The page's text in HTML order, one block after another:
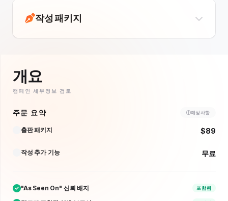
작성 패키지
개요
캠페인 세부정보 검토
주문 요약 예상 사항
출판 패키지 $89
작성 추가 기능 무료
"As Seen On" 신뢰 배지 포함됨